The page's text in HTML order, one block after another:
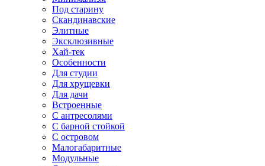
Под старину
Скандинавские
Элитные
Эксклюзивные
Хай-тек
Особенности
Для студии
Для хрущевки
Для дачи
Встроенные
С антресолями
С барной стойкой
С островом
Малогабаритные
Модульные